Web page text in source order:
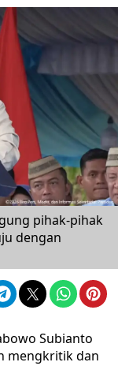
pihak-pihak
dengan
Subianto
mengkritik dan